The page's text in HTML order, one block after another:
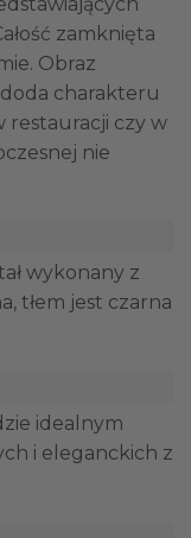
zamknięta
Obraz
charakteru
restauracji czy w
nie
wykonany z
tłem jest czarna
idealnym
i eleganckich z